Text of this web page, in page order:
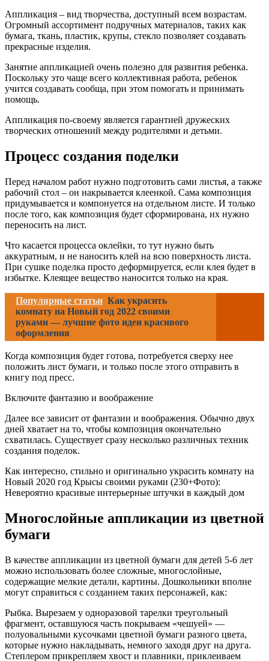
Аппликация – вид творчества, доступный всем возрастам.
Огромный ассортимент подручных материалов, таких как
бумага, ткань, пластик, крупы, стекло позволяет создавать
прекрасные изделия.
Занятие аппликацией очень полезно для развития ребенка.
Поскольку это чаще всего коллективная работа, ребенок
учится создавать сообща, при этом помогать и принимать
помощь.
Аппликация по-своему является гарантией дружеских
творческих отношений между родителями и детьми.
Процесс создания поделки
Перед началом работ нужно подготовить сами листья, а также
рабочий стол – он накрывается клеенкой. Сама композиция
придумывается и компонуется на отдельном листе. И только
после того, как композиция будет сформирована, их нужно
переносить на лист.
Что касается процесса оклейки, то тут нужно быть
аккуратным, и не наносить клей на всю поверхность листа.
При сушке поделка просто деформируется, если клея будет в
избытке. Клеящее вещество наносится только на края.
Популярные статьи Как украсить
комнату на Новый год 2022 своими
руками — лучшие фото идеи красивого
оформления
Когда композиция будет готова, потребуется сверху нее
положить лист бумаги, и только после этого отправить в
книгу под пресс.
Включите фантазию и воображение
Далее все зависит от фантазии и воображения. Обычно двух
дней хватает на то, чтобы композиция окончательно
схватилась. Существует сразу несколько различных техник
создания поделок.
Как интересно, стильно и оригинально украсить комнату на
Новый 2020 год Крысы своими руками (230+Фото):
Невероятно красивые интерьерные штучки в каждый дом
Многослойные аппликации из цветной
бумаги
В качестве аппликации из цветной бумаги для детей 5-6 лет
можно использовать более сложные, многослойные,
содержащие мелкие детали, картины. Дошкольники вполне
могут справиться с созданием таких персонажей, как:
Рыбка. Вырезаем у одноразовой тарелки треугольный
фрагмент, оставшуюся часть покрываем «чешуей» —
полуовальными кусочками цветной бумаги разного цвета,
которые нужно накладывать, немного заходя друг на друга.
Степлером прикрепляем хвост и плавники, приклеиваем